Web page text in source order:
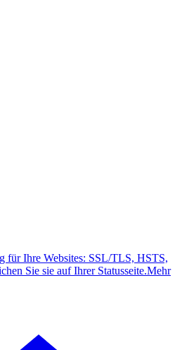
für Ihre Websites: SSL/TLS, HSTS,
Sie sie auf Ihrer Statusseite.Mehr